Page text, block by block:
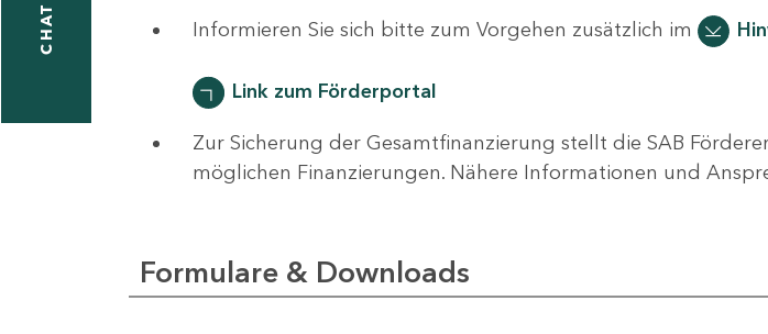
CHAT Informieren Sie sich bitte zum Vorgehen zusätzlich im
Link zum Förderportal
Zur Sicherung der Gesamtfinanzierung stellt die SAB
möglichen Finanzierungen. Nähere Informationen und
Formulare & Downloads